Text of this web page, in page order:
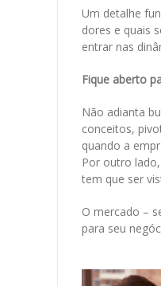
Um detalhe
dores e quais
entrar nas
Fique aberto
Não adianta
conceitos,
quando a
Por outro
tem que ser
O mercado –
para seu